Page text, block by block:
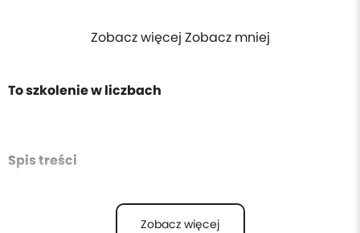
Zobacz więcej Zobacz mniej
To szkolenie w liczbach
Spis treści
Zobacz więcej